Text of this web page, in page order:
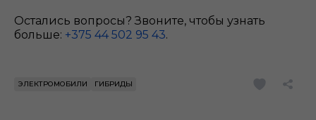
Остались вопросы? Звоните, чтобы узнать
больше: +375 44 502 95 43.
ЭЛЕКТРОМОБИЛИ ГИБРИДЫ